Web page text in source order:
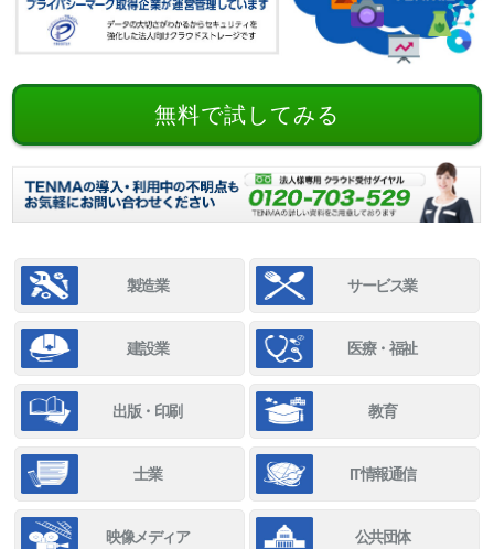
無料で試してみる
製造業 サービス業
建設業 医療・福祉
出版・印刷 教育
士業 IT情報通信
映像メディア 公共団体